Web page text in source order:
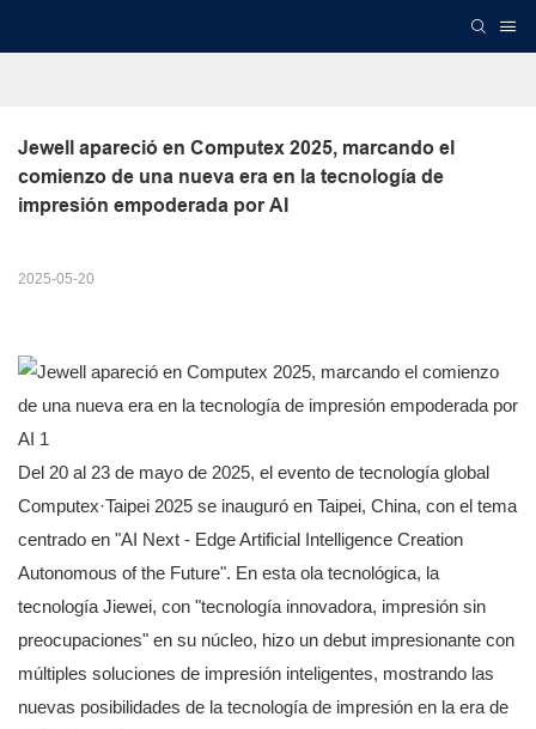
Jewell apareció en Computex 2025, marcando el
comienzo de una nueva era en la tecnología de
impresión empoderada por AI
2025-05-20
Del 20 al 23 de mayo de 2025, el evento de tecnología global
Computex·Taipei 2025 se inauguró en Taipei, China, con el tema
centrado en "AI Next - Edge Artificial Intelligence Creation
Autonomous of the Future". En esta ola tecnológica, la
tecnología Jiewei, con "tecnología innovadora, impresión sin
preocupaciones" en su núcleo, hizo un debut impresionante con
múltiples soluciones de impresión inteligentes, mostrando las
nuevas posibilidades de la tecnología de impresión en la era de